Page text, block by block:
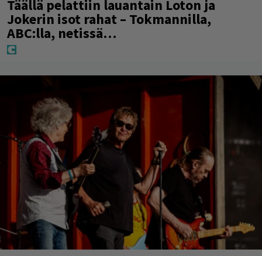
Täällä pelattiin lauantain Loton ja
Jokerin isot rahat – Tokmannilla,
ABC:lla, netissä…